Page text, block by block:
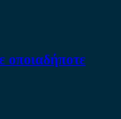
οποιαδήποτε